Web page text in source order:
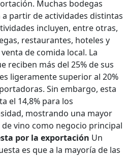
Muchas bodegas
partir de actividades distintas
incluyen, entre otras,
restaurantes, hoteles y
de comida local. La
reciben más del 25% de sus
ligeramente superior al 20%
Sin embargo, esta
el 14,8% para los
mostrando una mayor
vino como negocio principal
por la exportación Un
es que a la mayoría de las